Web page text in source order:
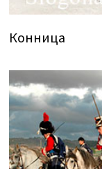
Конница